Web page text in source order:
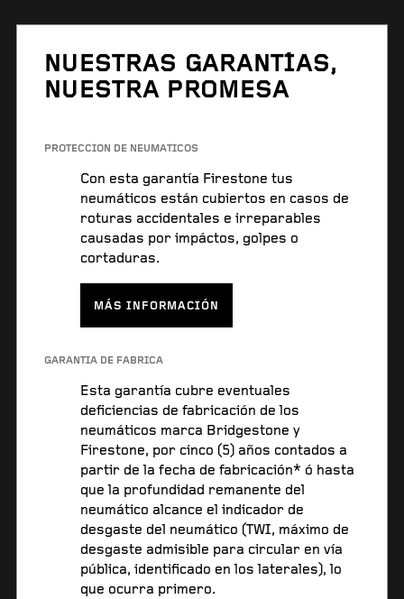
NUESTRAS GARANTÍAS,
NUESTRA PROMESA
PROTECCIÓN DE NEUMÁTICOS
Con esta garantía Firestone tus
neumáticos están cubiertos en casos de
roturas accidentales e irreparables
causadas por impáctos, golpes o
cortaduras.
MÁS INFORMACIÓN
GARANTÍA DE FÁBRICA
Esta garantía cubre eventuales
deficiencias de fabricación de los
neumáticos marca Bridgestone y
Firestone, por cinco (5) años contados a
partir de la fecha de fabricación* ó hasta
que la profundidad remanente del
neumático alcance el indicador de
desgaste del neumático (TWI, máximo de
desgaste admisible para circular en vía
pública, identificado en los laterales), lo
que ocurra primero.